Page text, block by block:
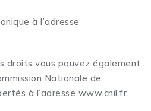
à l’adresse
droits vous pouvez également
Nationale de
à l’adresse www.cnil.fr.